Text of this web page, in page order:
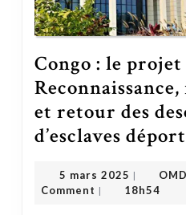
Congo : le
et retour des
d’esclaves
5 mars 2025 |
Comment | 18h54